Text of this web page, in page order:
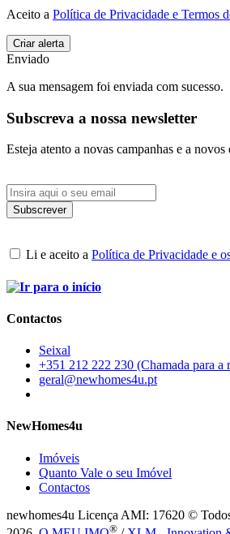
Aceito a Política de Privacidade e Termos
Enviado
A sua mensagem foi enviada com sucesso.
Subscreva a nossa newsletter
Esteja atento a novas campanhas e a novos
Li e aceito a Política de Privacidade e
Contactos
Seixal
+351 212 222 230 (Chamada para a
geral@newhomes4u.pt
NewHomes4u
Imóveis
Quanto Vale o seu Imóvel
Contactos
newhomes4u Licença AMI: 17620 ©
®